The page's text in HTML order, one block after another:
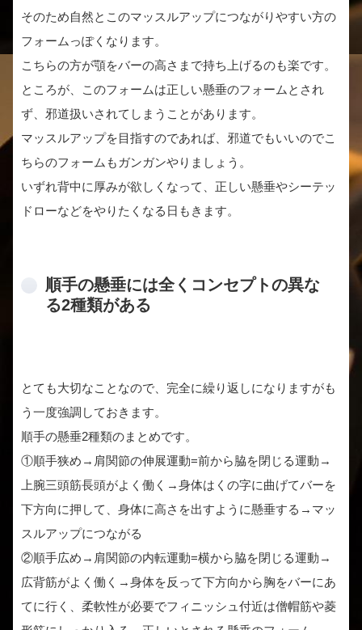
そのため自然とこのマッスルアップにつながりやすい方の
フォームっぽくなります。
こちらの方が顎をバーの高さまで持ち上げるのも楽です。
ところが、このフォームは正しい懸垂のフォームとされ
ず、邪道扱いされてしまうことがあります。
マッスルアップを目指すのであれば、邪道でもいいのでこ
ちらのフォームもガンガンやりましょう。
いずれ背中に厚みが欲しくなって、正しい懸垂やシーテッ
ドローなどをやりたくなる日もきます。
順手の懸垂には全くコンセプトの異な
る2種類がある
とても大切なことなので、完全に繰り返しになりますがも
う一度強調しておきます。
順手の懸垂2種類のまとめです。
①順手狭め→肩関節の伸展運動=前から脇を閉じる運動→
上腕三頭筋長頭がよく働く→身体はくの字に曲げてバーを
下方向に押して、身体に高さを出すように懸垂する→マッ
スルアップにつながる
②順手広め→肩関節の内転運動=横から脇を閉じる運動→
広背筋がよく働く→身体を反って下方向から胸をバーにあ
てに行く、柔軟性が必要でフィニッシュ付近は僧帽筋や菱